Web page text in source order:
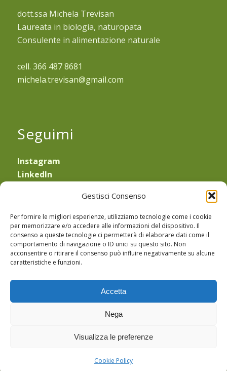
Gestisci Consenso
Per fornire le migliori esperienze, utilizziamo tecnologie come i cookie
per memorizzare e/o accedere alle informazioni del dispositivo. Il
consenso a queste tecnologie ci permetterà di elaborare dati come il
comportamento di navigazione o ID unici su questo sito. Non
acconsentire o ritirare il consenso può influire negativamente su alcune
caratteristiche e funzioni.
Accetta
Nega
Visualizza le preferenze
Cookie Policy
dott.ssa Michela Trevisan
Laureata in biologia, naturopata
Consulente in alimentazione naturale
cell. 366 487 8681
michela.trevisan@gmail.com
Seguimi
Instagram
LinkedIn
Obblighi di legge
Privacy PolicyeCookie Policy
Sede Legale: Via Equilio 21
30175 Marghera (VE)
CF: TRVMHL64P43L736E
PIVA: 03183440274
PEC: michela.trevisan@pec.enpab.it
© Copyright Michela Trevisan -Gruppo Santa Fe